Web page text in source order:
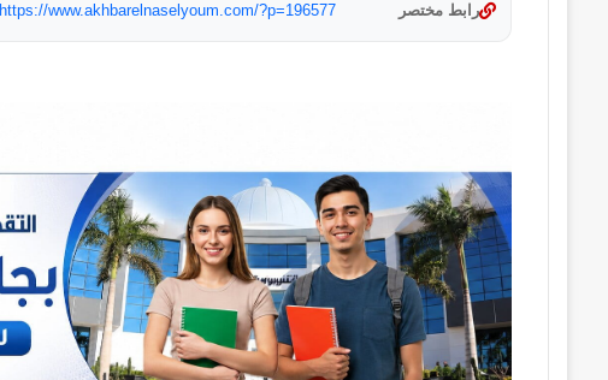
رابط مختصر https://www.akhbarelnaselyoum.com/?p=196577